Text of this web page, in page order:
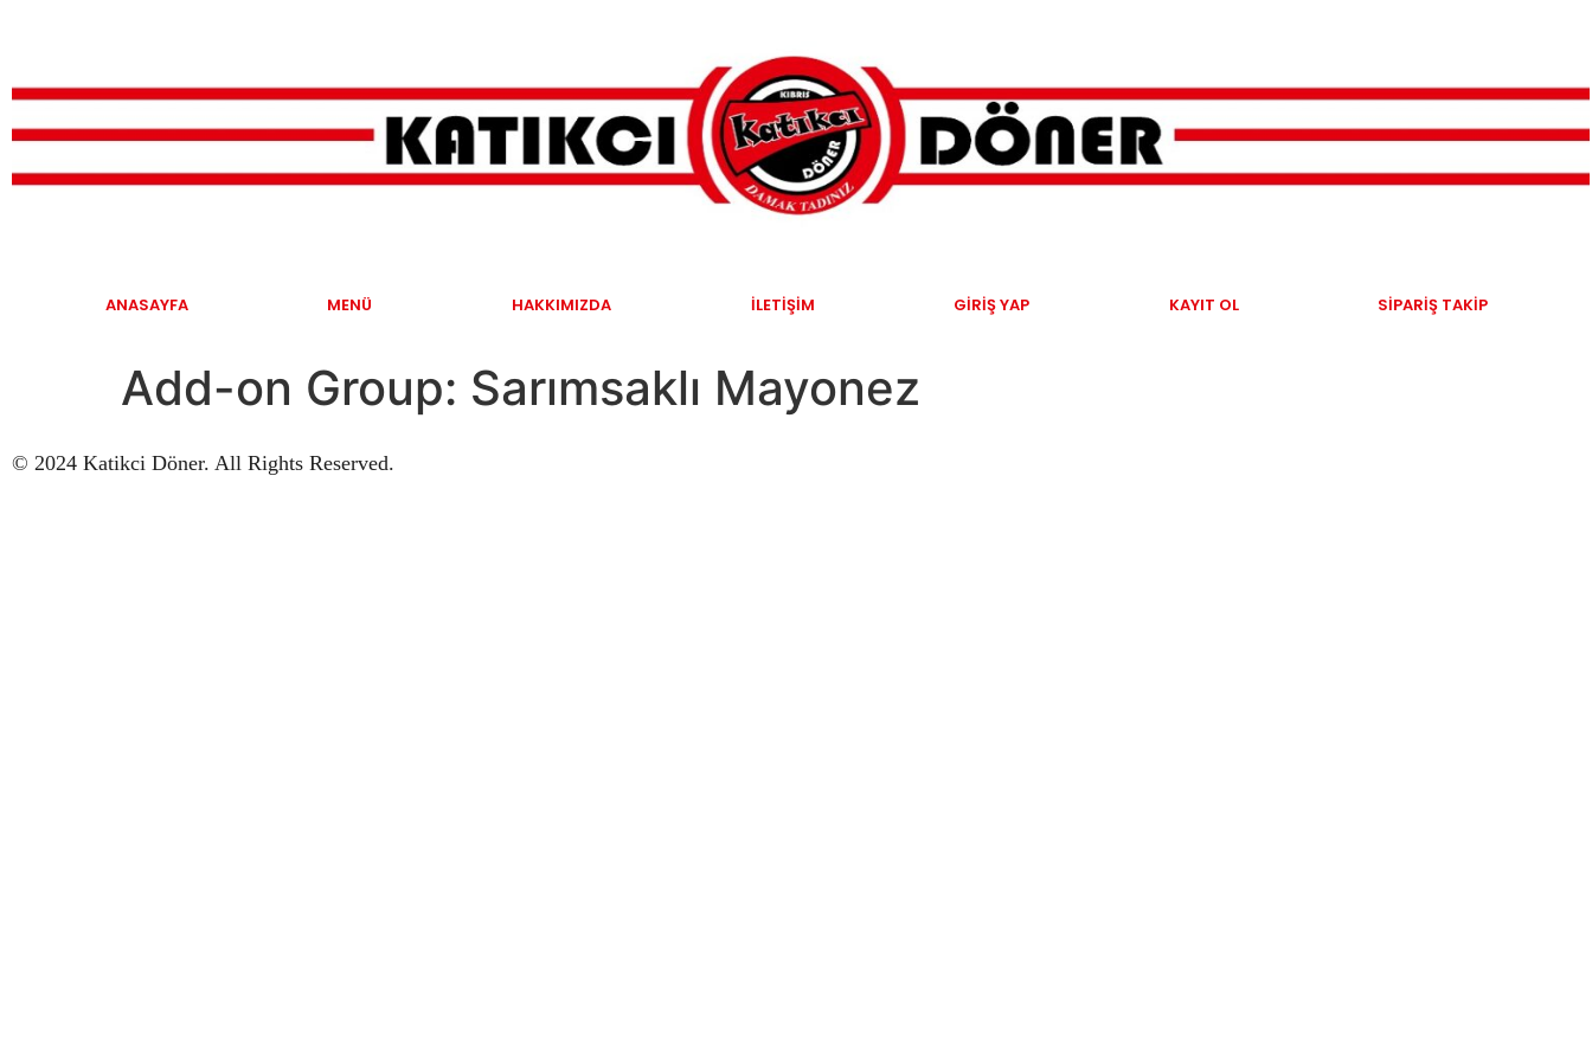
ANASAYFA MENÜ HAKKIMIZDA İLETIŞIM GIRIŞ YAP KAYIT OL SIPARIŞ TAKIP
Add-on Group: Sarımsaklı Mayonez
© 2024 Katikci Döner. All Rights Reserved.